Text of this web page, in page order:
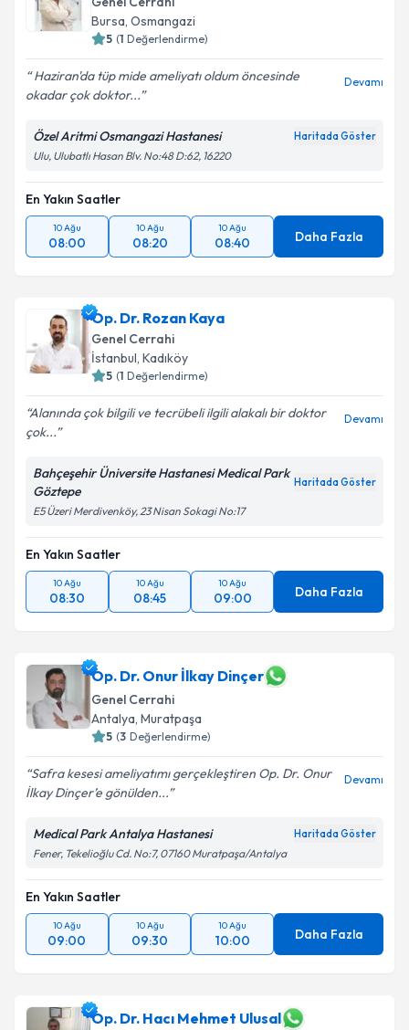
Bursa, Osmangazi
5 (1 Değerlendirme)
Haziran'da tüp mide ameliyatı oldum öncesinde
okadar çok doktor...
Devamı
Özel Aritmi Osmangazi Hastanesi Haritada Göster
Ulu, Ulubatlı Hasan Blv. No:48 D:62, 16220
En Yakın Saatler
10 Ağu
08:00
10 Ağu
08:20
10 Ağu
08:40 Daha Fazla
Op. Dr. Rozan Kaya
Genel Cerrahi
İstanbul, Kadıköy
5 (1 Değerlendirme)
Alanında çok bilgili ve tecrübeli ilgili alakalı bir doktor
çok...
Devamı
Bahçeşehir Üniversite Hastanesi Medical Park
Göztepe
Haritada Göster
E5 Üzeri Merdivenköy, 23 Nisan Sokagi No:17
En Yakın Saatler
10 Ağu
08:30
10 Ağu
08:45
10 Ağu
09:00 Daha Fazla
Op. Dr. Onur İlkay Dinçer
Genel Cerrahi
Antalya, Muratpaşa
5 (3 Değerlendirme)
Safra kesesi ameliyatımı gerçekleştiren Op. Dr. Onur
İlkay Dinçer’e gönülden...
Devamı
Medical Park Antalya Hastanesi Haritada Göster
Fener, Tekelioğlu Cd. No:7, 07160 Muratpaşa/Antalya
En Yakın Saatler
10 Ağu
09:00
10 Ağu
09:30
10 Ağu
10:00 Daha Fazla
Op. Dr. Hacı Mehmet Ulusal